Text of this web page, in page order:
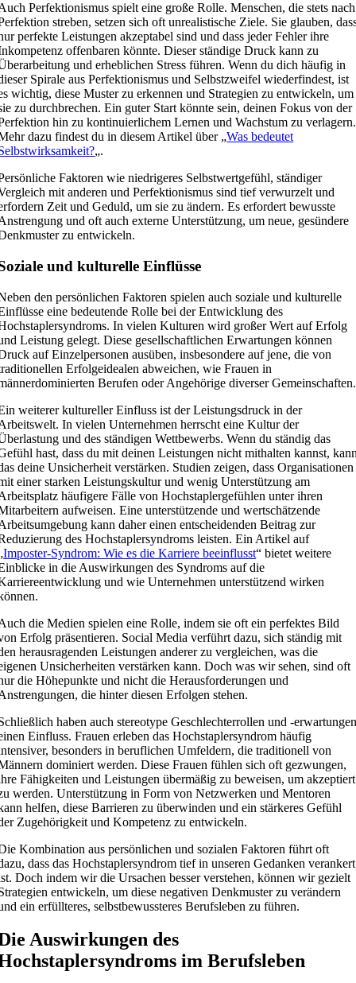
Perfektionismus spielt eine große Rolle. Menschen, die stets nach
streben, setzen sich oft unrealistische Ziele. Sie glauben,
perfekte Leistungen akzeptabel sind und dass jeder Fehler ihre
offenbaren könnte. Dieser ständige Druck kann zu
und erheblichen Stress führen. Wenn du dich häufig in
Spirale aus Perfektionismus und Selbstzweifel wiederfindest, ist
wichtig, diese Muster zu erkennen und Strategien zu entwickeln, um
zu durchbrechen. Ein guter Start könnte sein, deinen Fokus von der
hin zu kontinuierlichem Lernen und Wachstum zu verlagern.
dazu findest du in diesem Artikel über „Was bedeutet
„.
Faktoren wie niedrigeres Selbstwertgefühl, ständiger
mit anderen und Perfektionismus sind tief verwurzelt und
Zeit und Geduld, um sie zu ändern. Es erfordert bewusste
und oft auch externe Unterstützung, um neue, gesündere
zu entwickeln.
und kulturelle Einflüsse
den persönlichen Faktoren spielen auch soziale und kulturelle
eine bedeutende Rolle bei der Entwicklung des
In vielen Kulturen wird großer Wert auf Erfolg
Leistung gelegt. Diese gesellschaftlichen Erwartungen können
auf Einzelpersonen ausüben, insbesondere auf jene, die von
Erfolgeidealen abweichen, wie Frauen in
Berufen oder Angehörige diverser Gemeinschaften.
weiterer kultureller Einfluss ist der Leistungsdruck in der
In vielen Unternehmen herrscht eine Kultur der
und des ständigen Wettbewerbs. Wenn du ständig das
hast, dass du mit deinen Leistungen nicht mithalten kannst,
deine Unsicherheit verstärken. Studien zeigen, dass Organisationen
einer starken Leistungskultur und wenig Unterstützung am
häufigere Fälle von Hochstaplergefühlen unter ihren
aufweisen. Eine unterstützende und wertschätzende
kann daher einen entscheidenden Beitrag zur
des Hochstaplersyndroms leisten. Ein Artikel auf
Imposter-Syndrom: Wie es die Karriere beeinflusst“ bietet weitere
in die Auswirkungen des Syndroms auf die
und wie Unternehmen unterstützend wirken
die Medien spielen eine Rolle, indem sie oft ein perfektes Bild
Erfolg präsentieren. Social Media verführt dazu, sich ständig mit
herausragenden Leistungen anderer zu vergleichen, was die
Unsicherheiten verstärken kann. Doch was wir sehen, sind oft
die Höhepunkte und nicht die Herausforderungen und
die hinter diesen Erfolgen stehen.
haben auch stereotype Geschlechterrollen und -
Einfluss. Frauen erleben das Hochstaplersyndrom häufig
besonders in beruflichen Umfeldern, die traditionell von
dominiert werden. Diese Frauen fühlen sich oft gezwungen,
Fähigkeiten und Leistungen übermäßig zu beweisen, um akzeptiert
werden. Unterstützung in Form von Netzwerken und Mentoren
helfen, diese Barrieren zu überwinden und ein stärkeres Gefühl
Zugehörigkeit und Kompetenz zu entwickeln.
Kombination aus persönlichen und sozialen Faktoren führt oft
dass das Hochstaplersyndrom tief in unseren Gedanken verankert
Doch indem wir die Ursachen besser verstehen, können wir gezielt
entwickeln, um diese negativen Denkmuster zu verändern
ein erfüllteres, selbstbewussteres Berufsleben zu führen.
Auswirkungen des
im Berufsleben